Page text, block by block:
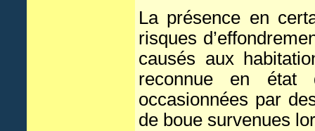
La présence en
risques
causés aux
reconnue en état
occasionnées par
de boue survenues